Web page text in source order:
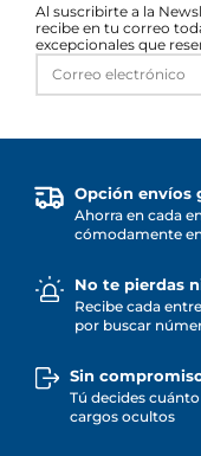
Al suscribirte a la
recibe en tu correo
excepcionales que
Opción envíos
Ahorra en cada
cómodamente
No te pierdas
Recibe cada
por buscar
Sin
Tú decides
cargos ocultos